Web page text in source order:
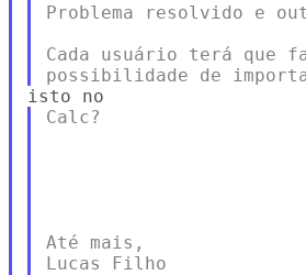
Problema resolvido e
Cada usuário terá que
Calc?
Até mais,
Lucas Filho